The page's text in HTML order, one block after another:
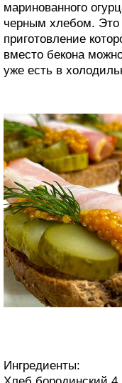
маринованного
черным хлебом. Это
приготовление
вместо бекона
уже есть в
Ингредиенты: